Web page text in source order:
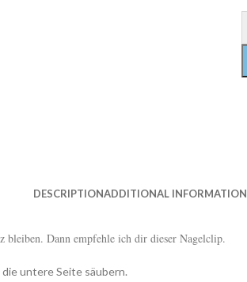
DESCRIPTIONADDITIONAL INFORMATION
bleiben. Dann empfehle ich dir dieser Nagelclip.
untere Seite säubern.